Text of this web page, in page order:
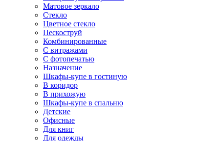
Матовое зеркало
Стекло
Цветное стекло
Пескоструй
Комбинированные
С витражами
С фотопечатью
Назначение
Шкафы-купе в гостиную
В коридор
В прихожую
Шкафы-купе в спальню
Детские
Офисные
Для книг
Для одежды